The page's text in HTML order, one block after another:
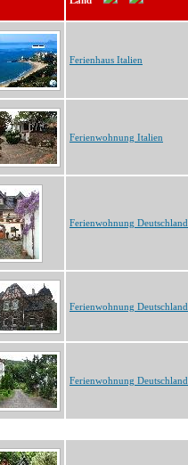
Ferienhaus Italien
Ferienwohnung Italien
Ferienwohnung Deutschland
Ferienwohnung Deutschland
Ferienwohnung Deutschland